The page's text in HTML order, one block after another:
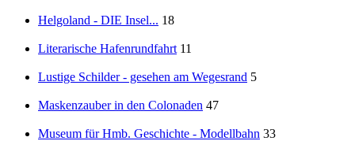
Helgoland - DIE Insel... 18
Literarische Hafenrundfahrt 11
Lustige Schilder - gesehen am Wegesrand 5
Maskenzauber in den Colonaden 47
Museum für Hmb. Geschichte - Modellbahn 33